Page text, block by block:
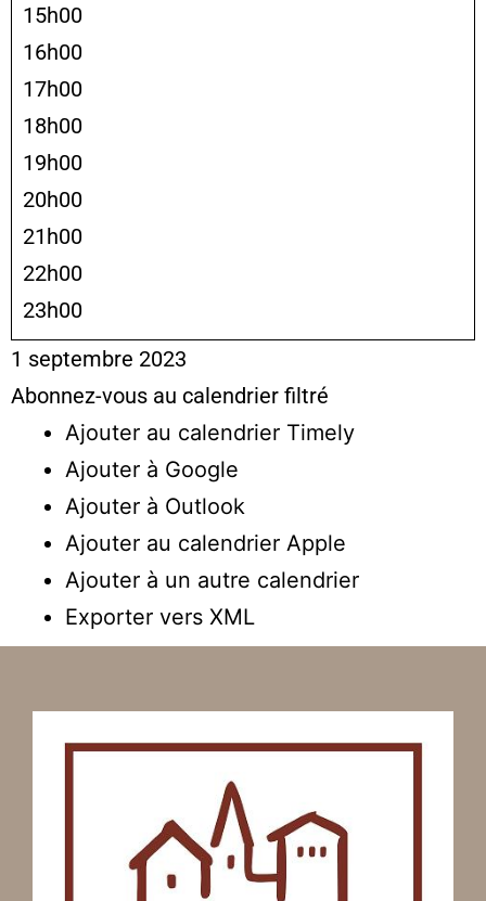
15h00
16h00
17h00
18h00
19h00
20h00
21h00
22h00
23h00
1 septembre 2023
Abonnez-vous au calendrier filtré
Ajouter au calendrier Timely
Ajouter à Google
Ajouter à Outlook
Ajouter au calendrier Apple
Ajouter à un autre calendrier
Exporter vers XML